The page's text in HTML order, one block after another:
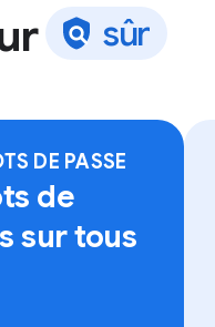
sûr
DE PASSE
de
sur tous